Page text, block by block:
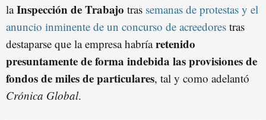
laInspección de Trabajo tras semanas de protestas y el
anuncio inminente de un concurso de acreedores tras
destaparse que la empresa habríaretenido
presuntamente de forma indebida las provisiones de
fondos de miles de particulares, tal y como adelantó
Crónica Global.